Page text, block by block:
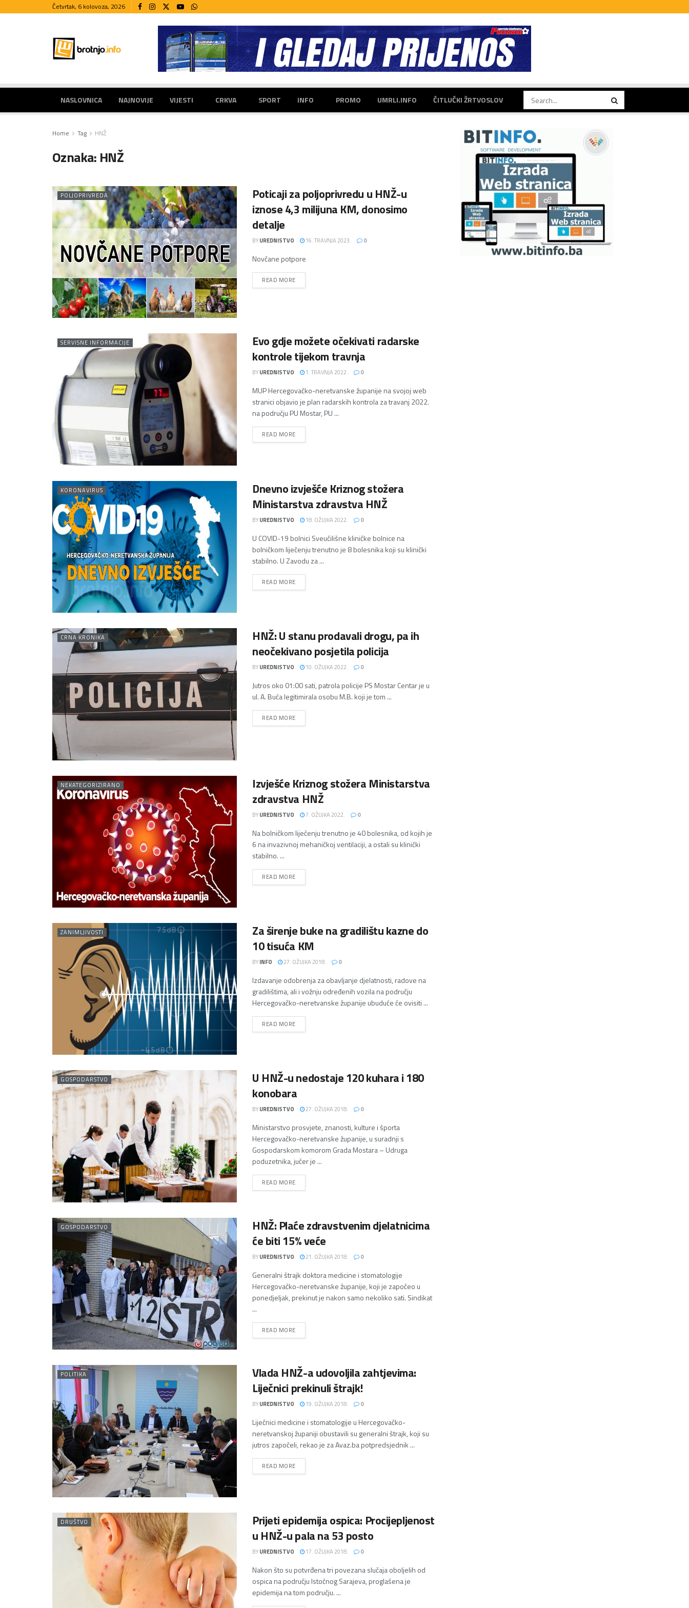
Četvrtak, 6 kolovoza, 2026
NASLOVNICA NAJNOVIJE VIJESTI CRKVA SPORT INFO PROMO UMRLI.INFO ČITLUČKI ŽRTVOSLOV
Home Tag HNŽ
Oznaka: HNŽ
POLJOPRIVREDA
Poticaji za poljoprivredu u HNŽ-u
iznose 4,3 milijuna KM, donosimo
detalje
BYUREDNISTVO 16. TRAVNJA 2023. 0
Novčane potpore
READ MOREDETAILS
SERVISNE INFORMACIJE
Evo gdje možete očekivati radarske
kontrole tijekom travnja
BYUREDNISTVO 1. TRAVNJA 2022. 0
MUP Hercegovačko-neretvanske županije na svojoj web
stranici objavio je plan radarskih kontrola za travanj 2022.
na području PU Mostar, PU ...
READ MOREDETAILS
KORONAVIRUS
Dnevno izvješće Kriznog stožera
Ministarstva zdravstva HNŽ
BYUREDNISTVO 18. OŽUJKA 2022. 0
U COVID-19 bolnici Sveučilišne kliničke bolnice na
bolničkom liječenju trenutno je 8 bolesnika koji su klinički
stabilno. U Zavodu za ...
READ MOREDETAILS
CRNA KRONIKA
HNŽ: U stanu prodavali drogu, pa ih
neočekivano posjetila policija
BYUREDNISTVO 10. OŽUJKA 2022. 0
Jutros oko 01:00 sati, patrola policije PS Mostar Centar je u
ul. A. Buća legitimirala osobu M.B. koji je tom ...
READ MOREDETAILS
NEKATEGORIZIRANO
Izvješće Kriznog stožera Ministarstva
zdravstva HNŽ
BYUREDNISTVO 7. OŽUJKA 2022. 0
Na bolničkom liječenju trenutno je 40 bolesnika, od kojih je
6 na invazivnoj mehaničkoj ventilaciji, a ostali su klinički
stabilno. ...
READ MOREDETAILS
ZANIMLJIVOSTI
Za širenje buke na gradilištu kazne do
10 tisuća KM
BYINFO 27. OŽUJKA 2018. 0
Izdavanje odobrenja za obavljanje djelatnosti, radove na
gradilištima, ali i vožnju određenih vozila na području
Hercegovačko-neretvanske županije ubuduće će ovisiti ...
READ MOREDETAILS
GOSPODARSTVO
U HNŽ-u nedostaje 120 kuhara i 180
konobara
BYUREDNISTVO 27. OŽUJKA 2018. 0
Ministarstvo prosvjete, znanosti, kulture i športa
Hercegovačko-neretvanske županije, u suradnji s
Gospodarskom komorom Grada Mostara – Udruga
poduzetnika, jučer je ...
READ MOREDETAILS
GOSPODARSTVO
HNŽ: Plaće zdravstvenim djelatnicima
će biti 15% veće
BYUREDNISTVO 21. OŽUJKA 2018. 0
Generalni štrajk doktora medicine i stomatologije
Hercegovačko-neretvanske županije, koji je započeo u
ponedjeljak, prekinut je nakon samo nekoliko sati. Sindikat
...
READ MOREDETAILS
POLITIKA
Vlada HNŽ-a udovoljila zahtjevima:
Liječnici prekinuli štrajk!
BYUREDNISTVO 19. OŽUJKA 2018. 0
Liječnici medicine i stomatologije u Hercegovačko-
neretvanskoj županiji obustavili su generalni štrajk, koji su
jutros započeli, rekao je za Avaz.ba potpredsjednik ...
READ MOREDETAILS
DRUŠTVO
Prijeti epidemija ospica: Procijepljenost
u HNŽ-u pala na 53 posto
BYUREDNISTVO 17. OŽUJKA 2018. 0
Nakon što su potvrđena tri povezana slučaja oboljelih od
ospica na području Istočnog Sarajeva, proglašena je
epidemija na tom području. ...